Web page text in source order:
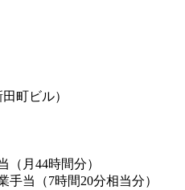
町ビル）
（月44時間分）
手当（7時間20分相当分）